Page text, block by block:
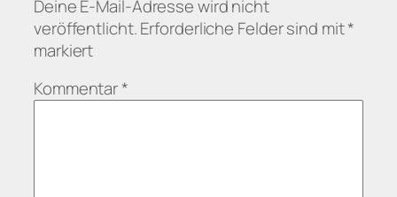
Deine E-Mail-Adresse wird nicht
veröffentlicht.Erforderliche Felder sind mit*
markiert
Kommentar*